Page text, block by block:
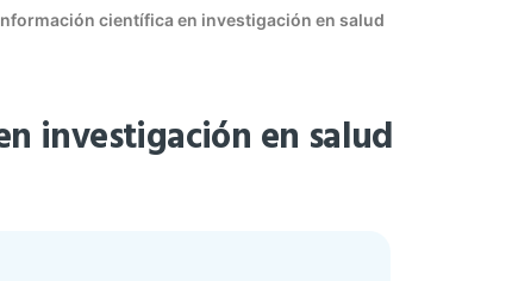
científica en investigación en salud
investigación en salud